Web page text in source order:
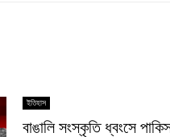
ইতিহাস
বাঙালি সংস্কৃতি ধ্বংসে